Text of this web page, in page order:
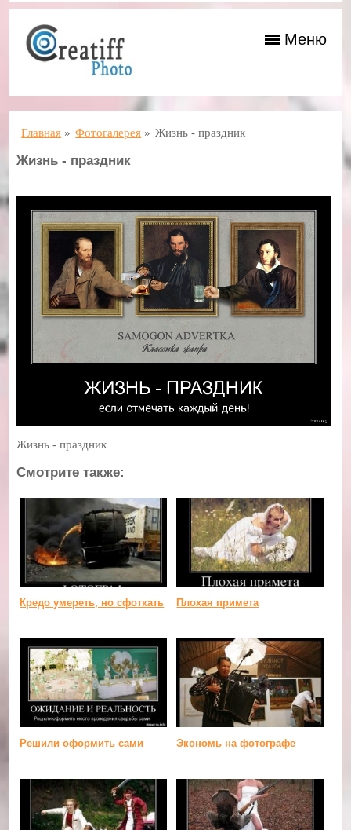
Меню
Главная » Фотогалерея » Жизнь - праздник
Жизнь - праздник
Жизнь - праздник
Смотрите также:
Кредо умереть, но сфоткать Плохая примета
Решили оформить сами Экономь на фотографе